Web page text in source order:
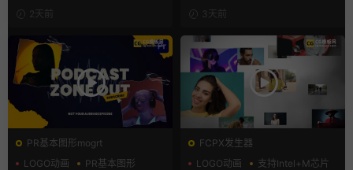
视频AE模板
2天前
宣传视频AE模板
3天前
PR基本图形mogrt
LOGO动画
PR基本图形
FCPX发生器
LOGO动画
支持Intel+M芯片